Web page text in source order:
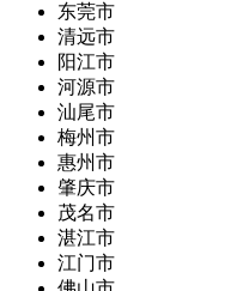
东莞市
清远市
阳江市
河源市
汕尾市
梅州市
惠州市
肇庆市
茂名市
湛江市
江门市